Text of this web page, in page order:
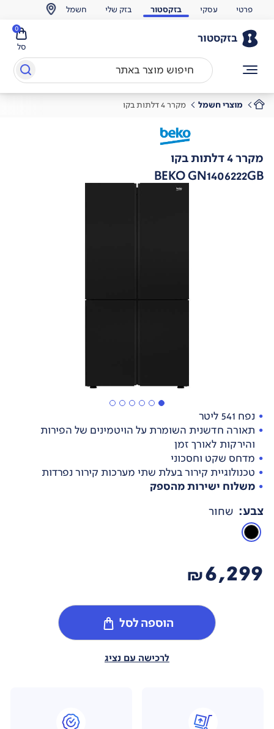
פרטי עסקי בזקסטור בזק שלי חשמל
בזקסטור
סל
0
מוצרי חשמל מקרר 4 דלתות בקו
מקרר 4 דלתות בקו
BEKO GN1406222GB
נפח 541 ליטר
תאורה חדשנית השומרת על הויטמינים של הפירות
והירקות לאורך זמן
מדחס שקט וחסכוני
טכנולוגיית קירור בעלת שתי מערכות קירור נפרדות
משלוח ישירות מהספק
צבע: שחור
6,299
₪
הוספה לסל
לרכישה עם נציג